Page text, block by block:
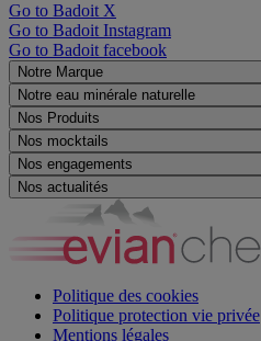
Go to Badoit X
Go to Badoit Instagram
Go to Badoit facebook
Notre Marque
Notre eau minérale naturelle
Nos Produits
Nos mocktails
Nos engagements
Nos actualités
Politique des cookies
Politique protection vie privée
Mentions légales